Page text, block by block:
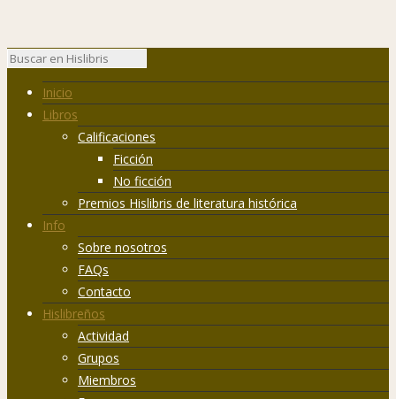
Inicio
Libros
Calificaciones
Ficción
No ficción
Premios Hislibris de literatura histórica
Info
Sobre nosotros
FAQs
Contacto
Hislibreños
Actividad
Grupos
Miembros